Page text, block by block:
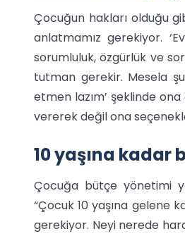
Çocuğun hakları olduğu
anlatmamız gerekiyor.
sorumluluk, özgürlük ve
tutman gerekir. Mesela
etmen lazım’ şeklinde
vererek değil ona
10 yaşına
Çocuğa bütçe yönetimi
“Çocuk 10 yaşına gelene
gerekiyor. Neyi nerede